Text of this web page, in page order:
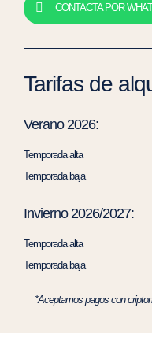
CONTACTA POR
Tarifas de
Verano 2026:
Temporada alta
Temporada baja
Invierno 2026/2027:
Temporada alta
Temporada baja
*Aceptamos pagos con